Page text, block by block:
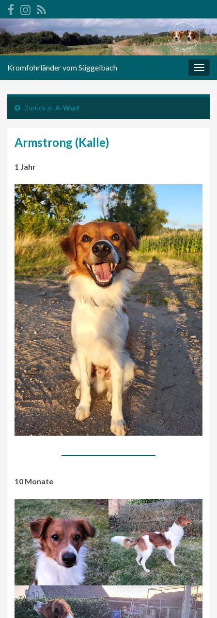
Kromfohrländer vom Süggelbach
Zurück zu A-Wurf
Armstrong (Kalle)
1 Jahr
10 Monate